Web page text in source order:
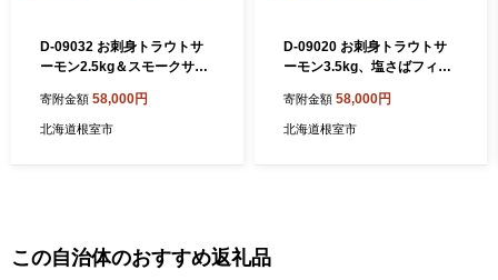
D-09032 お刺身トラウトサ
ーモン2.5kg＆スモークサー
寄附金額 58,000円
北海道根室市
D-09020 お刺身トラウトサ
ーモン3.5kg、塩さばフィレ
寄附金額 58,000円
北海道根室市
この自治体のおすすめ返礼品